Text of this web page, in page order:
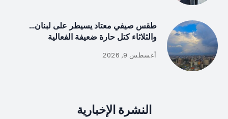
طقس صيفي معتاد يسيطر على لبنان…
والثلاثاء كتل حارة ضعيفة الفعالية
أغسطس 9, 2026
النشرة الإخبارية